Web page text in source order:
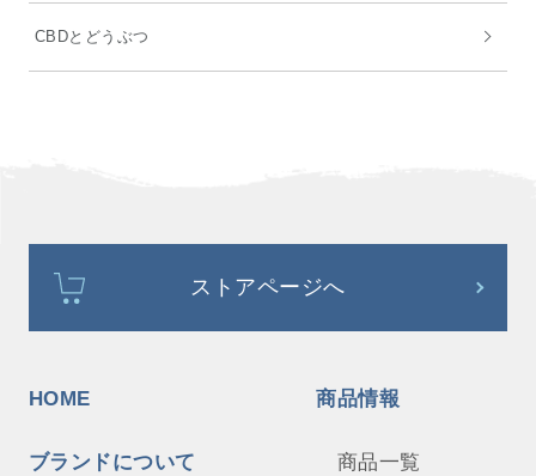
CBDとどうぶつ
ストアページへ
HOME
ブランドについて
商品情報
商品一覧